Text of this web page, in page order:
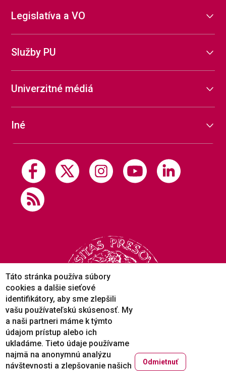
Legislatíva a VO
Služby PU
Univerzitné médiá
Iné
Copyright © 2005-2026
Táto stránka používa súbory
cookies a dalšie sieťové
identifikátory, aby sme zlepšili
vašu používateľskú skúsenosť. My
a naši partneri máme k týmto
údajom prístup alebo ich
ukladáme. Tieto údaje používame
najmä na anonymnú analýzu
návštevnosti a zlepšovanie našich
Odmietnuť